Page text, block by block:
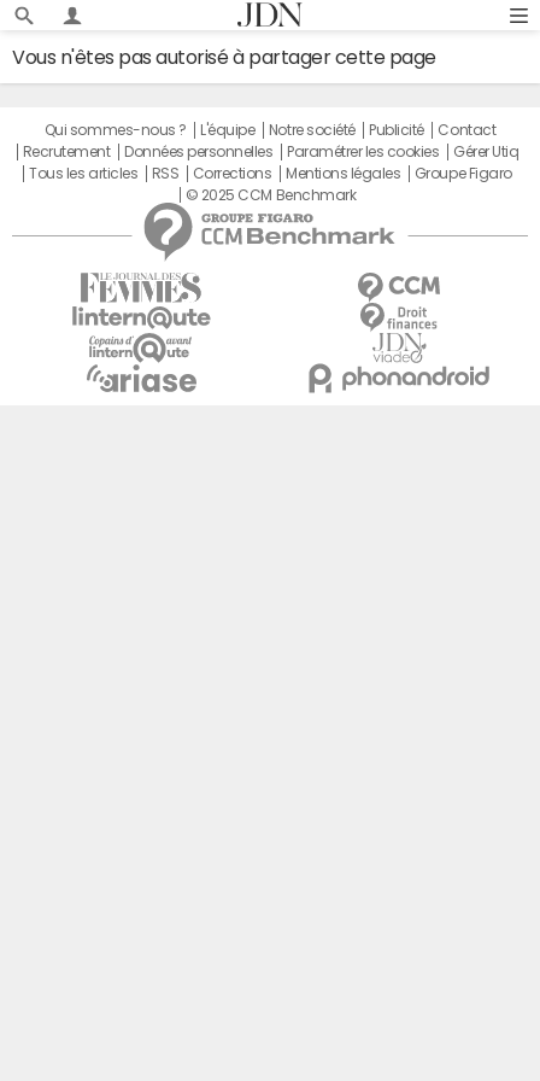
Vous n'êtes pas autorisé à partager cette page
Qui sommes-nous ? L'équipe Notre société Publicité
Contact
Recrutement
Données personnelles Paramétrer les cookies
Gérer Utiq
Tous les articles
RSS Corrections Mentions légales
Groupe Figaro
© 2025 CCM Benchmark